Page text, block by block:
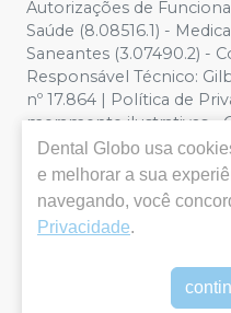
Autorizações de
Saúde (8.08516.1) -
Saneantes (3.07490.2) -
Responsável Técnico:
nº 17.864 | Política de
meramente ilustrativas -
virtual estão sujeitos a
divergência de preços
Carrinho de Compra.
isso nos reservamos o
de grandes volumes pelo
E-commerce produzido
Dental Globo usa
e melhorar a sua
navegando, você
Privacidade.